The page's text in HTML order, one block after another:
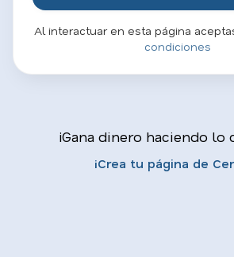
Al interactuar en esta página
condiciones
¡Gana dinero haciendo lo
¡Crea tu página de